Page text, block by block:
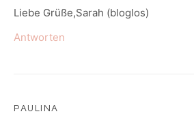
Liebe Grüße,Sarah (bloglos)
Antworten
PAULINA